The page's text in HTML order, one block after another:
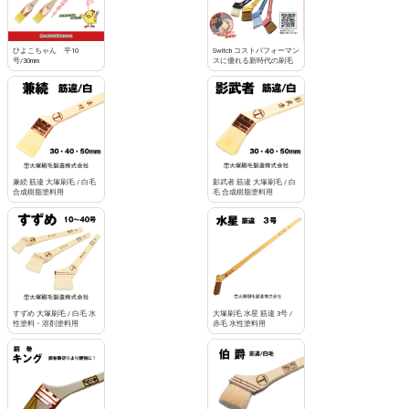
お買い物を続ける カートへ進む
ひよこちゃん 平10
号/30mm
Switch コストパフォーマン
スに優れる新時代の刷毛
兼続 筋違 大塚刷毛 / 白毛
合成樹脂塗料用
影武者 筋違 大塚刷毛 / 白
毛 合成樹脂塗料用
すずめ 大塚刷毛 / 白毛 水
性塗料・溶剤塗料用
大塚刷毛 水星 筋違 3号 /
赤毛 水性塗料用